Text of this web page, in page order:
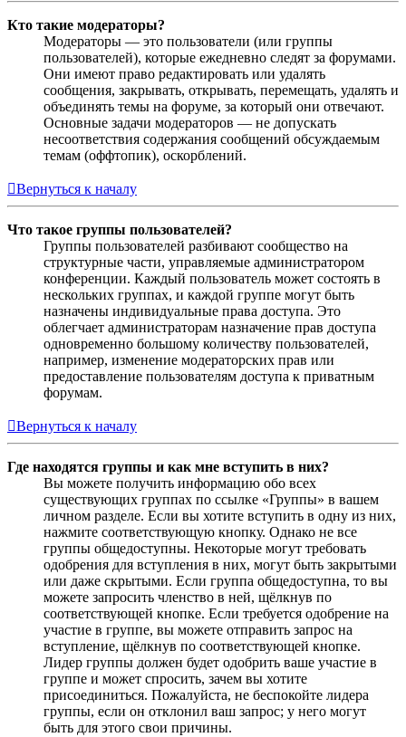
Кто такие модераторы?
Модераторы — это пользователи (или группы
пользователей), которые ежедневно следят за форумами.
Они имеют право редактировать или удалять
сообщения, закрывать, открывать, перемещать, удалять и
объединять темы на форуме, за который они отвечают.
Основные задачи модераторов — не допускать
несоответствия содержания сообщений обсуждаемым
темам (оффтопик), оскорблений.
Вернуться к началу
Что такое группы пользователей?
Группы пользователей разбивают сообщество на
структурные части, управляемые администратором
конференции. Каждый пользователь может состоять в
нескольких группах, и каждой группе могут быть
назначены индивидуальные права доступа. Это
облегчает администраторам назначение прав доступа
одновременно большому количеству пользователей,
например, изменение модераторских прав или
предоставление пользователям доступа к приватным
форумам.
Вернуться к началу
Где находятся группы и как мне вступить в них?
Вы можете получить информацию обо всех
существующих группах по ссылке «Группы» в вашем
личном разделе. Если вы хотите вступить в одну из них,
нажмите соответствующую кнопку. Однако не все
группы общедоступны. Некоторые могут требовать
одобрения для вступления в них, могут быть закрытыми
или даже скрытыми. Если группа общедоступна, то вы
можете запросить членство в ней, щёлкнув по
соответствующей кнопке. Если требуется одобрение на
участие в группе, вы можете отправить запрос на
вступление, щёлкнув по соответствующей кнопке.
Лидер группы должен будет одобрить ваше участие в
группе и может спросить, зачем вы хотите
присоединиться. Пожалуйста, не беспокойте лидера
группы, если он отклонил ваш запрос; у него могут
быть для этого свои причины.